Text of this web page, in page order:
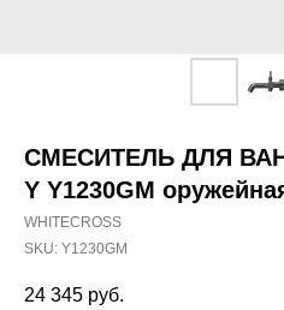
СМЕСИТЕЛЬ ДЛЯ
Y Y1230GM
WHITECROSS
SKU: Y1230GM
24 345 руб.